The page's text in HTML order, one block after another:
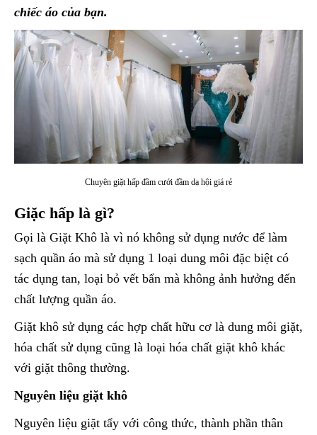
chiếc áo của bạn.
Chuyên giặt hấp đầm cưới đầm dạ hội giá rẻ
Giặc hấp là gì?
Gọi là Giặt Khô là vì nó không sử dụng nước để làm
sạch quần áo mà sử dụng 1 loại dung môi đặc biệt có
tác dụng tan, loại bỏ vết bẩn mà không ảnh hưởng đến
chất lượng quần áo.
Giặt khô sử dụng các hợp chất hữu cơ là dung môi giặt,
hóa chất sử dụng cũng là loại hóa chất giặt khô khác
với giặt thông thường.
Nguyên liệu giặt khô
Nguyên liệu giặt tẩy với công thức, thành phần thân